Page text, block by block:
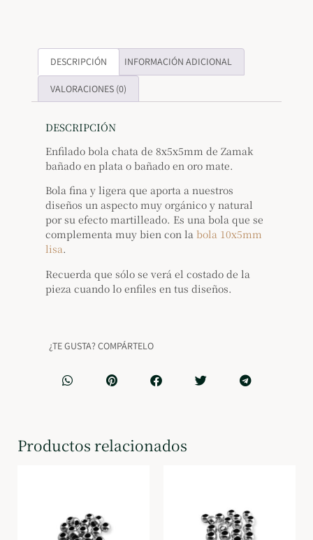
DESCRIPCIÓN INFORMACIÓN ADICIONAL
VALORACIONES (0)
DESCRIPCIÓN
Enfilado bola chata de 8x5x5mm de Zamak
bañado en plata o bañado en oro mate.
Bola fina y ligera que aporta a nuestros
diseños un aspecto muy orgánico y natural
por su efecto martilleado. Es una bola que se
complementa muy bien con la bola 10x5mm
lisa.
Recuerda que sólo se verá el costado de la
pieza cuando lo enfiles en tus diseños.
¿TE GUSTA? COMPÁRTELO
Productos relacionados